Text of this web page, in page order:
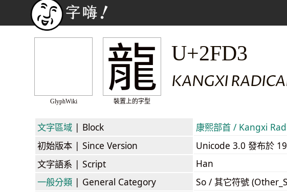
GlyphWiki
⿓
裝置上的字型
U+2FD3
KANGXI
文字區域 | Block 康熙部首 / Kangxi
初始版本 | Since Version
Unicode 3.0 發布於
文字語系 | Script
Han
一般分類 | General Category
So / 其它符號